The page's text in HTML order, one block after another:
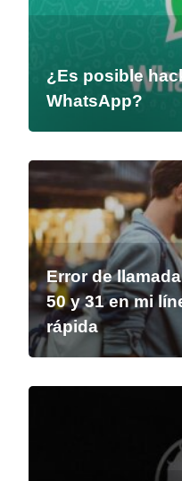
¿Es posible
WhatsApp?
Error de
50 y 31 en mi
rápida